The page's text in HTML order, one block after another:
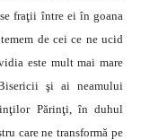
fraţii între ei în goana
de cei ce ne ucid
este mult mai mare
şi ai neamului
Părinţi, în duhul
care ne transformă pe